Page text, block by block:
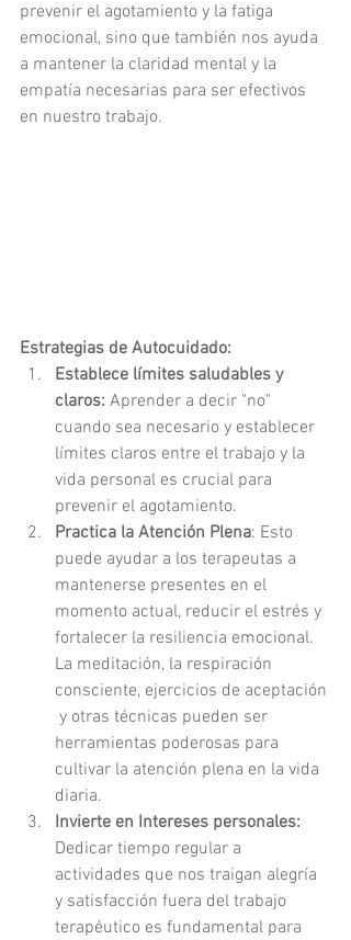
prevenir el agotamiento y la fatiga
emocional, sino que también nos ayuda
a mantener la claridad mental y la
empatía necesarias para ser efectivos
en nuestro trabajo.
Estrategias de Autocuidado:
Establece límites saludables y
claros: Aprender a decir "no"
cuando sea necesario y establecer
límites claros entre el trabajo y la
vida personal es crucial para
prevenir el agotamiento.
Practica la Atención Plena: Esto
puede ayudar a los terapeutas a
mantenerse presentes en el
momento actual, reducir el estrés y
fortalecer la resiliencia emocional.
La meditación, la respiración
consciente, ejercicios de aceptación
y otras técnicas pueden ser
herramientas poderosas para
cultivar la atención plena en la vida
diaria.
Invierte en Intereses personales:
Dedicar tiempo regular a
actividades que nos traigan alegría
y satisfacción fuera del trabajo
terapéutico es fundamental para